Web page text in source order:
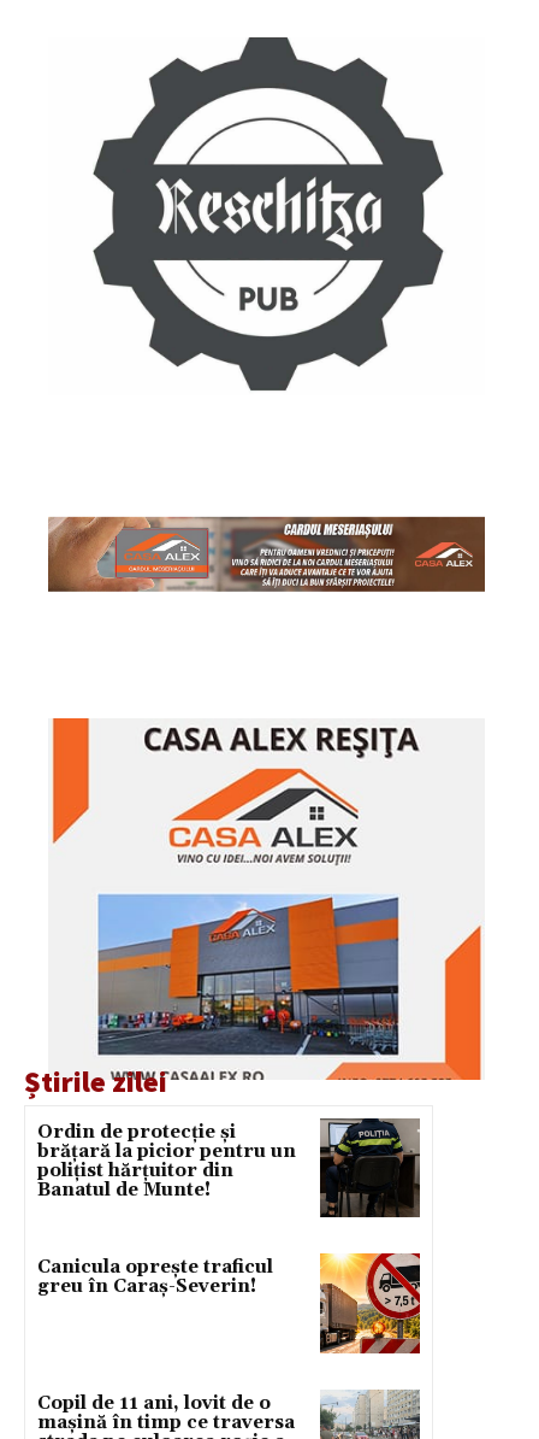
Știrile zilei
Ordin de protecție și
brățară la picior pentru un
polițist hărțuitor din
Banatul de Munte!
Canicula oprește traficul
greu în Caraș-Severin!
Copil de 11 ani, lovit de o
mașină în timp ce traversa